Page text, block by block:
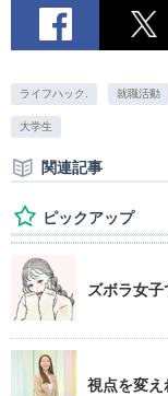
ライフハック. 就職活動
大学生
関連記事
ピックアップ
ズボラ女子
視点を変